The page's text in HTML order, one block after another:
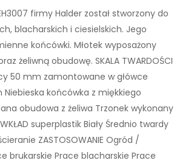
firmy Halder został stworzony do
blacharskich i ciesielskich. Jego
końcówki. Młotek wyposażony
żeliwną obudowę. SKALA TWARDOŚCI
50 mm zamontowane w główce
końcówka z miękkiego
obudowa z żeliwa Trzonek wykonany
superplastik Biały Średnio twardy
ZASTOSOWANIE Ogród /
brukarskie Prace blacharskie Prace